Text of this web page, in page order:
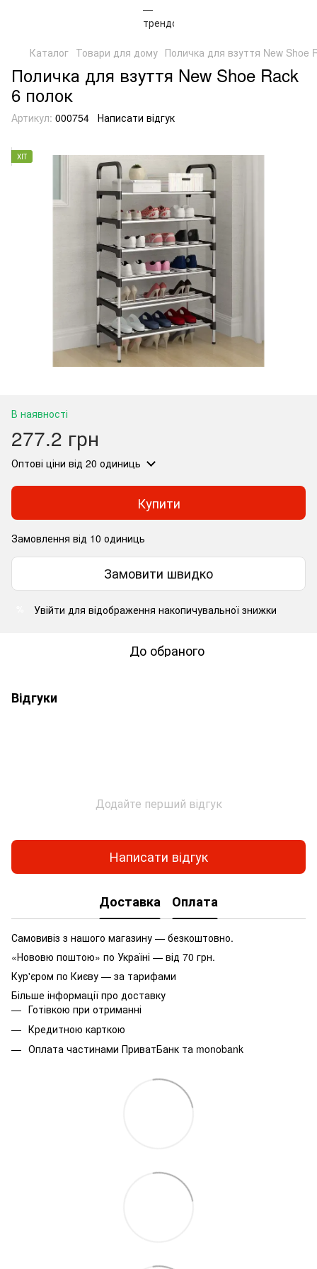
Каталог Товари для дому Поличка для взуття New Shoe
Поличка для взуття New Shoe Rack
6 полок
Артикул: 000754 Написати відгук
ХІТ
В наявності
277.2 грн
Оптові ціни від 20 одиниць
Купити
Замовлення від 10 одиниць
Замовити швидко
Увійти для відображення накопичувальної знижки
До обраного
Відгуки
Додайте перший відгук
Написати відгук
Доставка Оплата
Самовивіз з нашого магазину — безкоштовно.
«Нововю поштою» по Україні — від 70 грн.
Кур'єром по Києву — за тарифами
Більше інформації про доставку
Готівкою при отриманні
Кредитною карткою
Оплата частинами ПриватБанк та monobank